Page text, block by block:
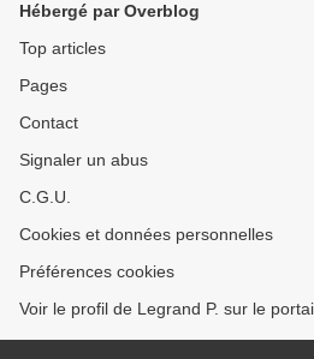
Hébergé par Overblog
Top articles
Pages
Contact
Signaler un abus
C.G.U.
Cookies et données personnelles
Préférences cookies
Voir le profil de Legrand P. sur le